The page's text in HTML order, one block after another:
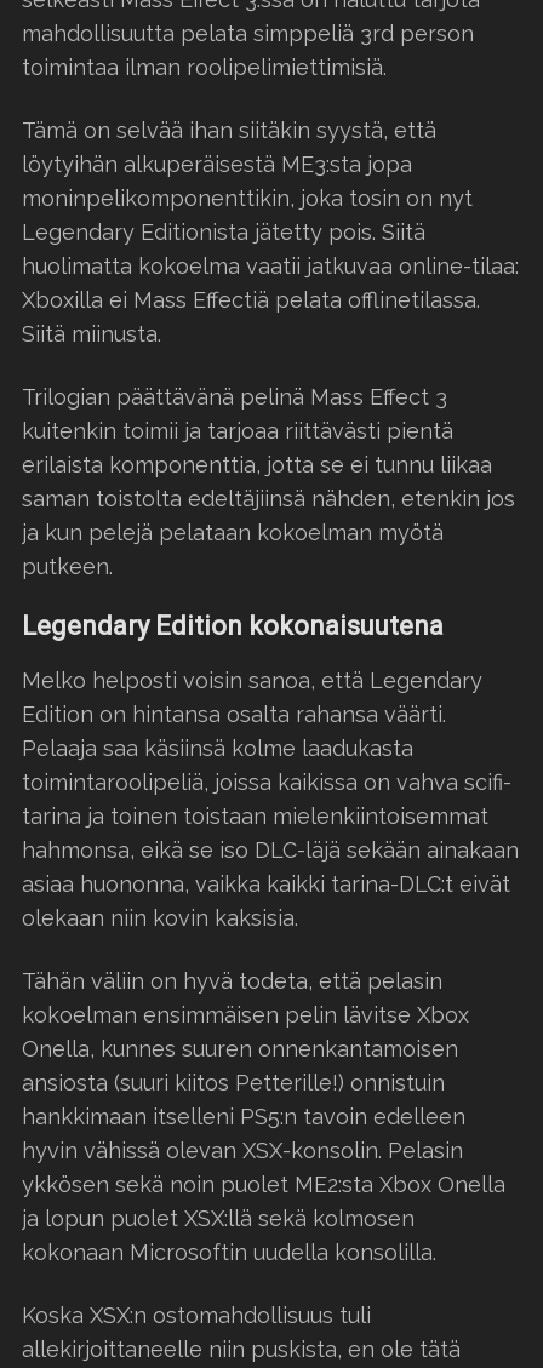
mahdollisuutta pelata simppeliä 3rd person
toimintaa ilman roolipelimiettimisiä.
Tämä on selvää ihan siitäkin syystä, että
löytyihän alkuperäisestä ME3:sta jopa
moninpelikomponenttikin, joka tosin on nyt
Legendary Editionista jätetty pois. Siitä
huolimatta kokoelma vaatii jatkuvaa online-tilaa:
Xboxilla ei Mass Effectiä pelata offlinetilassa.
Siitä miinusta.
Trilogian päättävänä pelinä Mass Effect 3
kuitenkin toimii ja tarjoaa riittävästi pientä
erilaista komponenttia, jotta se ei tunnu liikaa
saman toistolta edeltäjiinsä nähden, etenkin jos
ja kun pelejä pelataan kokoelman myötä
putkeen.
Legendary Edition kokonaisuutena
Melko helposti voisin sanoa, että Legendary
Edition on hintansa osalta rahansa väärti.
Pelaaja saa käsiinsä kolme laadukasta
toimintaroolipeliä, joissa kaikissa on vahva scifi-
tarina ja toinen toistaan mielenkiintoisemmat
hahmonsa, eikä se iso DLC-läjä sekään ainakaan
asiaa huononna, vaikka kaikki tarina-DLC:t eivät
olekaan niin kovin kaksisia.
Tähän väliin on hyvä todeta, että pelasin
kokoelman ensimmäisen pelin lävitse Xbox
Onella, kunnes suuren onnenkantamoisen
ansiosta (suuri kiitos Petterille!) onnistuin
hankkimaan itselleni PS5:n tavoin edelleen
hyvin vähissä olevan XSX-konsolin. Pelasin
ykkösen sekä noin puolet ME2:sta Xbox Onella
ja lopun puolet XSX:llä sekä kolmosen
kokonaan Microsoftin uudella konsolilla.
Koska XSX:n ostomahdollisuus tuli
allekirjoittaneelle niin puskista, en ole tätä